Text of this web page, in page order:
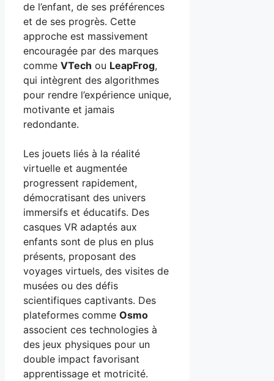
de l’enfant, de ses préférences
et de ses progrès. Cette
approche est massivement
encouragée par des marques
comme VTech ou LeapFrog,
qui intègrent des algorithmes
pour rendre l’expérience unique,
motivante et jamais
redondante.
Les jouets liés à la réalité
virtuelle et augmentée
progressent rapidement,
démocratisant des univers
immersifs et éducatifs. Des
casques VR adaptés aux
enfants sont de plus en plus
présents, proposant des
voyages virtuels, des visites de
musées ou des défis
scientifiques captivants. Des
plateformes comme Osmo
associent ces technologies à
des jeux physiques pour un
double impact favorisant
apprentissage et motricité.